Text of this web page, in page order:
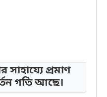
প্রমাণ
গতি আছে।